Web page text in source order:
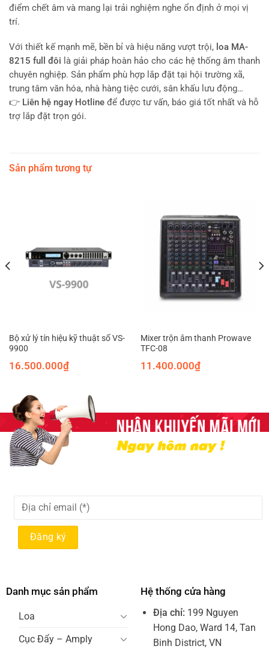
điểm chết âm và mang lại trải nghiệm nghe ổn định ở mọi vị
trí.
Với thiết kế mạnh mẽ, bền bỉ và hiệu năng vượt trội, loa MA-
8215 full đôi là giải pháp hoàn hảo cho các hệ thống âm thanh
chuyên nghiệp. Sản phẩm phù hợp lắp đặt tại hội trường xã,
trung tâm văn hóa, nhà hàng tiệc cưới, sân khấu lưu động…
👉 Liên hệ ngay Hotline để được tư vấn, báo giá tốt nhất và hỗ
trợ lắp đặt trọn gói.
Sản phẩm tương tự
Bộ xử lý tín hiệu kỹ thuật số VS-
9900
16.500.000₫
Mixer trộn âm thanh Prowave
TFC-08
11.400.000₫
Danh mục sản phẩm
Loa
Cục Đẩy – Amply
Hệ thống cửa hàng
Địa chỉ: 199 Nguyen
Hong Dao, Ward 14, Tan
Binh District, VN